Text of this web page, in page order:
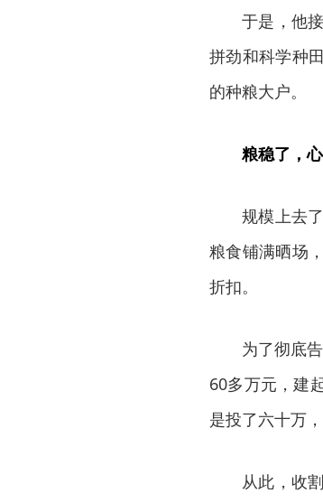
于是，他
拼劲和科学种
的种粮大户。
粮稳了，
规模上去
粮食铺满晒场
折扣。
为了彻底
60多万元，建
是投了六十万
从此，收